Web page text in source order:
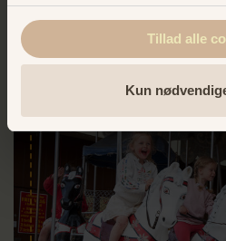
Tillad alle
Kun